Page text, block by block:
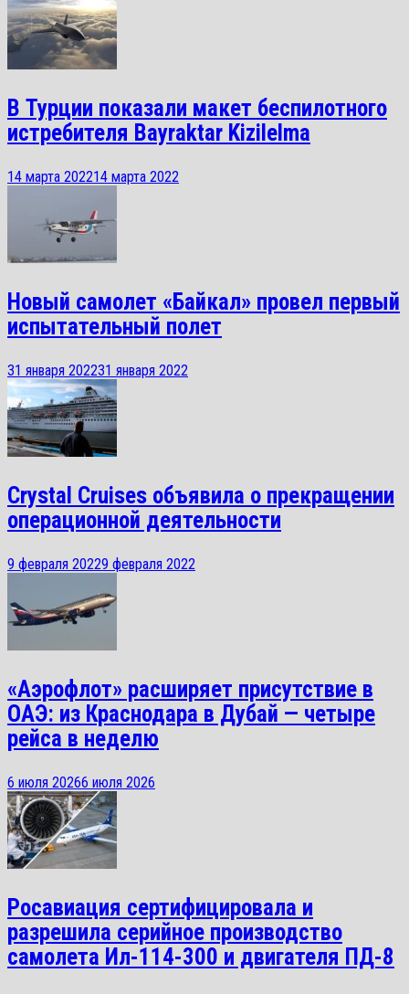
В Турции показали макет беспилотного
истребителя Bayraktar Kizilelma
14 марта 202214 марта 2022
Новый самолет «Байкал» провел первый
испытательный полет
31 января 202231 января 2022
Crystal Cruises объявила о прекращении
операционной деятельности
9 февраля 20229 февраля 2022
«Аэрофлот» расширяет присутствие в
ОАЭ: из Краснодара в Дубай — четыре
рейса в неделю
6 июля 20266 июля 2026
Росавиация сертифицировала и
разрешила серийное производство
самолета Ил-114-300 и двигателя ПД-8